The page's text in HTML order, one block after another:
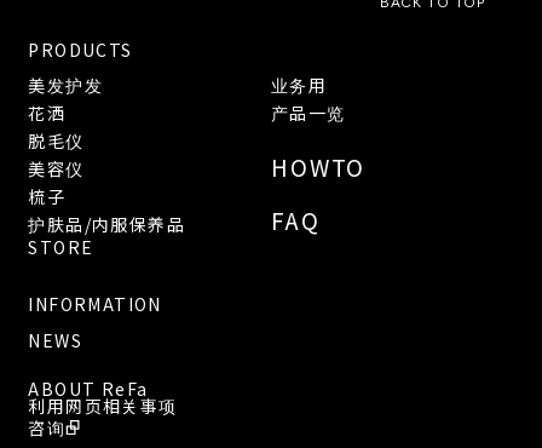
PRODUCTS
美发护发
花洒
脱毛仪
美容仪
梳子
护肤品/内服保养品
业务用
产品一览
HOWTO
FAQ
STORE
INFORMATION
NEWS
ABOUT ReFa
利用网页相关事项
咨询